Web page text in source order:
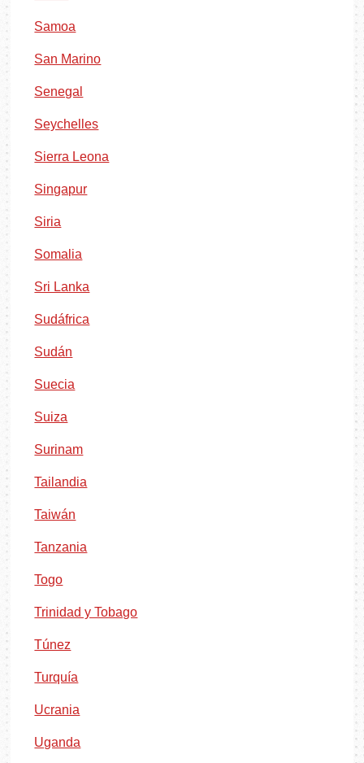
Samoa
San Marino
Senegal
Seychelles
Sierra Leona
Singapur
Siria
Somalia
Sri Lanka
Sudáfrica
Sudán
Suecia
Suiza
Surinam
Tailandia
Taiwán
Tanzania
Togo
Trinidad y Tobago
Túnez
Turquía
Ucrania
Uganda